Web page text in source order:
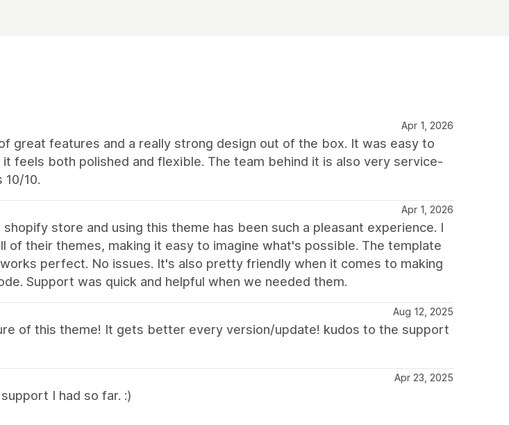
Apr 1, 2026
great features and a really strong design out of the box. It was easy to
feels both polished and flexible. The team behind it is also very service-
10.
Apr 1, 2026
store and using this theme has been such a pleasant experience. I
of their themes, making it easy to imagine what's possible. The template
perfect. No issues. It's also pretty friendly when it comes to making
Support was quick and helpful when we needed them.
Aug 12, 2025
of this theme! It gets better every version/update! kudos to the support
Apr 23, 2025
I had so far. :)